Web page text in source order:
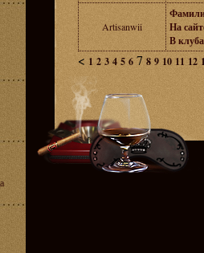
Artisanwii
На
В
< 1 2 3 4 5 6 7 8 9 10 11 12